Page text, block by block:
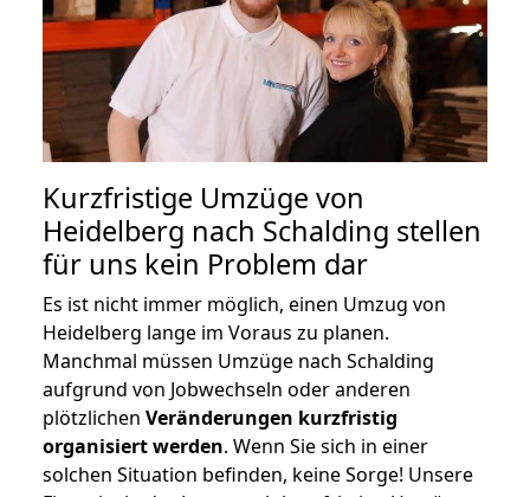
Kurzfristige Umzüge von
Heidelberg nach Schalding stellen
für uns kein Problem dar
Es ist nicht immer möglich, einen Umzug von
Heidelberg lange im Voraus zu planen.
Manchmal müssen Umzüge nach Schalding
aufgrund von Jobwechseln oder anderen
plötzlichen Veränderungen kurzfristig
organisiert werden. Wenn Sie sich in einer
solchen Situation befinden, keine Sorge! Unsere